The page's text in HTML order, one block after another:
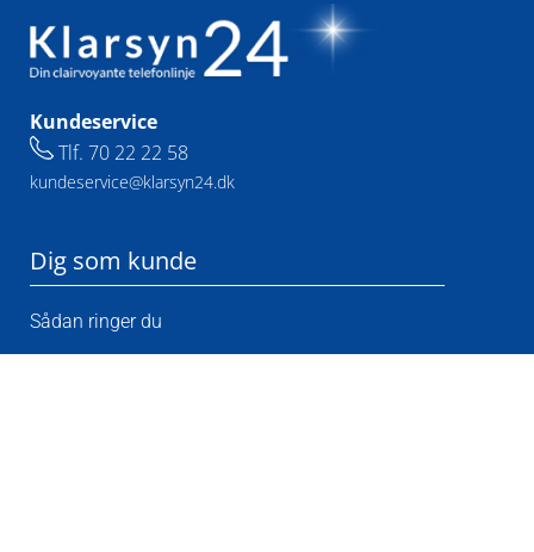
Kundeservice
Tlf. 70 22 22 58
kundeservice@klarsyn24.dk
Dig som kunde
Sådan ringer du